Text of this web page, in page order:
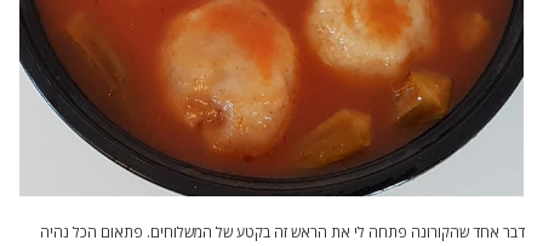
דבר אחד שהקורונה פתחה לי את הראש זה בקטע של המשלוחים. פתאום הכל נהיה